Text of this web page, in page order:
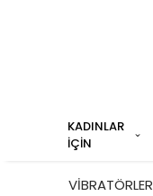
KADINLAR
İÇİN
VİBRATÖRLER